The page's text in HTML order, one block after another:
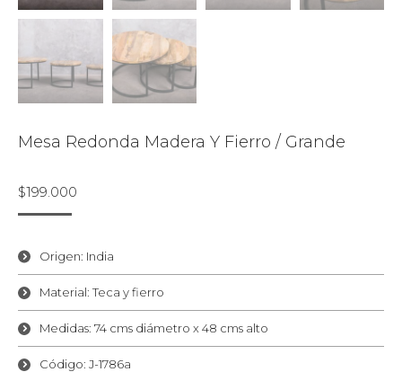
Mesa Redonda Madera Y Fierro / Grande
$199.000
Origen: India
Material: Teca y fierro
Medidas: 74 cms diámetro x 48 cms alto
Código: J-1786a